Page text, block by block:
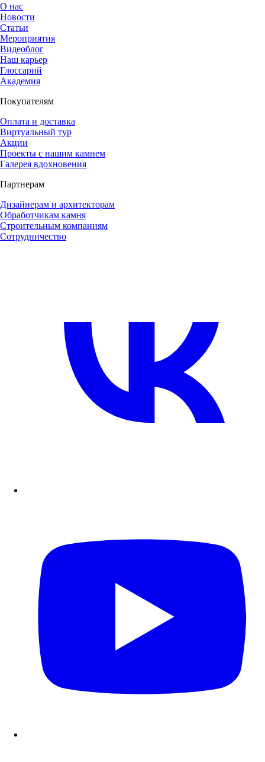
О нас
Новости
Статьи
Мероприятия
Видеоблог
Наш карьер
Глоссарий
Академия
Покупателям
Оплата и доставка
Виртуальный тур
Акции
Проекты с нашим камнем
Галерея вдохновения
Партнерам
Дизайнерам и архитекторам
Обработчикам камня
Строительным компаниям
Сотрудничество